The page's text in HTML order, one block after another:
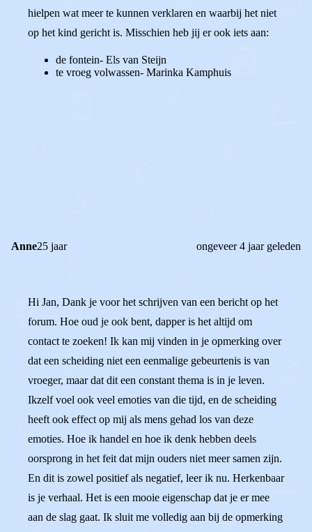
hielpen wat meer te kunnen verklaren en waarbij het niet
op het kind gericht is. Misschien heb jij er ook iets aan:
de fontein- Els van Steijn
te vroeg volwassen- Marinka Kamphuis
Anne25 jaar ongeveer 4 jaar geleden
Hi Jan, Dank je voor het schrijven van een bericht op het
forum. Hoe oud je ook bent, dapper is het altijd om
contact te zoeken! Ik kan mij vinden in je opmerking over
dat een scheiding niet een eenmalige gebeurtenis is van
vroeger, maar dat dit een constant thema is in je leven.
Ikzelf voel ook veel emoties van die tijd, en de scheiding
heeft ook effect op mij als mens gehad los van deze
emoties. Hoe ik handel en hoe ik denk hebben deels
oorsprong in het feit dat mijn ouders niet meer samen zijn.
En dit is zowel positief als negatief, leer ik nu. Herkenbaar
is je verhaal. Het is een mooie eigenschap dat je er mee
aan de slag gaat. Ik sluit me volledig aan bij de opmerking